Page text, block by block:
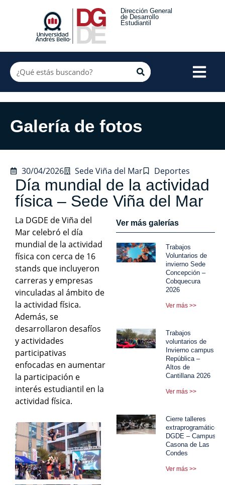
Dirección General
de Desarrollo
Estudiantil
Galería de fotos
30/04/2026 Sede Viña del Mar Deportes
Día mundial de la actividad
física – Sede Viña del Mar
La DGDE de Viña del
Mar celebró el día
mundial de la actividad
física con cerca de 16
stands que incluyeron
carreras y empresas
vinculadas al ámbito de
la actividad física.
Además, se
desarrollaron desafíos
y actividades
participativas
enfocadas en aumentar
la participación e
interés estudiantil en la
actividad física.
Ver más galerías
Trabajos
Voluntarios de
invierno Sede
Concepción –
Cobquecura
2026
Ver más >>
Trabajos
voluntarios de
Invierno campus
República –
Altos de
Cantillana 2026
Ver más >>
Cierre talleres
extraprogramáticos
DGDE – Campus
Casona de Las
Condes
Ver más >>